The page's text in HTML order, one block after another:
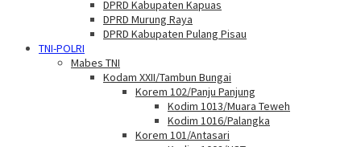
DPRD Kabupaten Kapuas
DPRD Murung Raya
DPRD Kabupaten Pulang Pisau
TNI-POLRI
Mabes TNI
Kodam XXII/Tambun Bungai
Korem 102/Panju Panjung
Kodim 1013/Muara Teweh
Kodim 1016/Palangka
Korem 101/Antasari